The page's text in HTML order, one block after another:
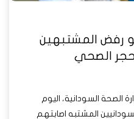
رفض المشتبهين
الصحي
اشتكت وزارة الصحة السودانية، اليوم
المشتبه اصابتهم